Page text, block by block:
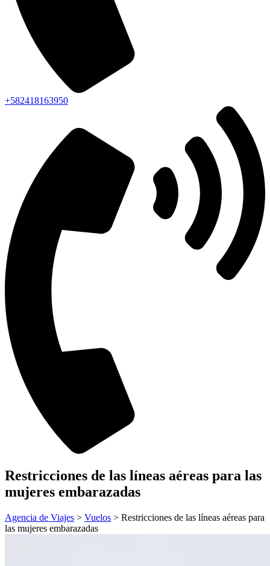
+582418163950
Restricciones de las líneas aéreas para las
mujeres embarazadas
Agencia de Viajes > Vuelos > Restricciones de las líneas aéreas para
las mujeres embarazadas